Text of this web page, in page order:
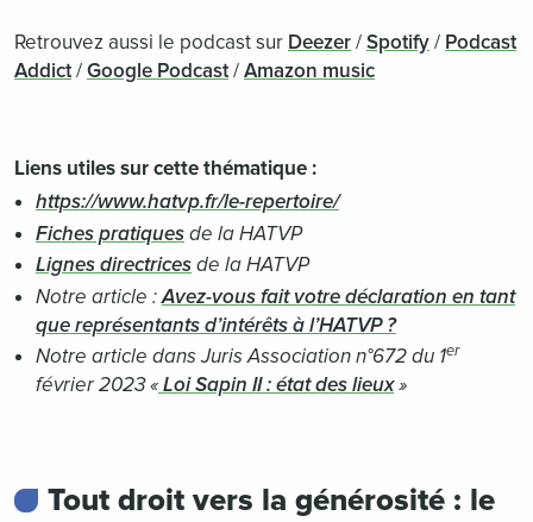
Retrouvez aussi le podcast sur Deezer/Spotify/ Podcast
Addict/Google Podcast/Amazon music
Liens utiles sur cette thématique :
https://www.hatvp.fr/le-repertoire/
Fiches pratiquesde la HATVP
Lignes directricesde la HATVP
Notre article :Avez-vous fait votre déclaration en tant
que représentants d’intérêts à l’HATVP ?
Notre article dans Juris Association n°672 du 1er
février 2023 «Loi Sapin II : état des lieux»
Tout droit vers la générosité : le